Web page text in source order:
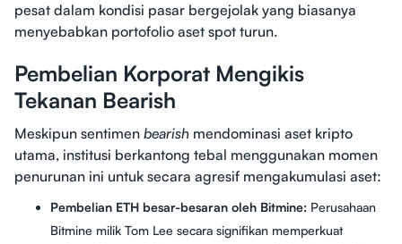
pesat dalam kondisi pasar bergejolak yang biasanya
menyebabkan portofolio aset spot turun.
Pembelian Korporat Mengikis
Tekanan Bearish
Meskipun sentimen bearish mendominasi aset kripto
utama, institusi berkantong tebal menggunakan momen
penurunan ini untuk secara agresif mengakumulasi aset:
Pembelian ETH besar-besaran oleh Bitmine: Perusahaan
Bitmine milik Tom Lee secara signifikan memperkuat